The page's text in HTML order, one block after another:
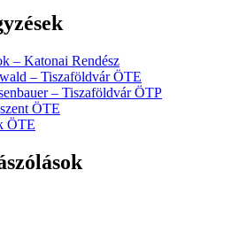
– Katonai Rendész
– Tiszaföldvár ÖTE
– Tiszaföldvár ÖTP
ÖTE
ÖTE